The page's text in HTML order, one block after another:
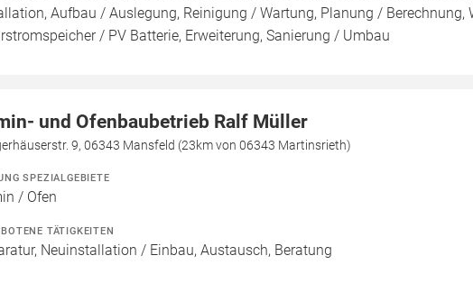
Aufbau / Auslegung, Reinigung / Wartung, Planung / Berechnung,
/ PV Batterie, Erweiterung, Sanierung / Umbau
und Ofenbaubetrieb Ralf Müller
9, 06343 Mansfeld (23km von 06343 Martinsrieth)
SPEZIALGEBIETE
/ Ofen
TÄTIGKEITEN
Neuinstallation / Einbau, Austausch, Beratung